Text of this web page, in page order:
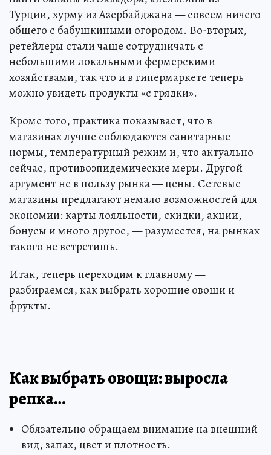
Турции, хурму из Азербайджана — совсем ничего
общего с бабушкиными огородом. Во-вторых,
ретейлеры стали чаще сотрудничать с
небольшими локальными фермерскими
хозяйствами, так что и в гипермаркете теперь
можно увидеть продукты «с грядки».
Кроме того, практика показывает, что в
магазинах лучше соблюдаются санитарные
нормы, температурный режим и, что актуально
сейчас, противоэпидемические меры. Другой
аргумент не в пользу рынка — цены. Сетевые
магазины предлагают немало возможностей для
экономии: карты лояльности, скидки, акции,
бонусы и много другое, — разумеется, на рынках
такого не встретишь.
Итак, теперь переходим к главному —
разбираемся, как выбрать хорошие овощи и
фрукты.
Как выбрать овощи: выросла
репка…
Обязательно обращаем внимание на внешний
вид, запах, цвет и плотность.